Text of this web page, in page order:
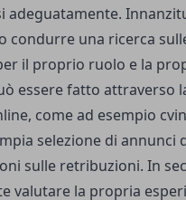
adeguatamente.
condurre una ricerca
il proprio ruolo e la
essere fatto attraverso
come ad esempio
selezione di annunci
sulle retribuzioni. In
valutare la propria